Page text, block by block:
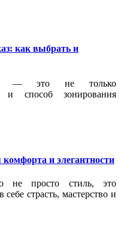
как выбрать и
— это не только
и способ зонирования
и элегантности
не просто стиль, это
страсть, мастерство и